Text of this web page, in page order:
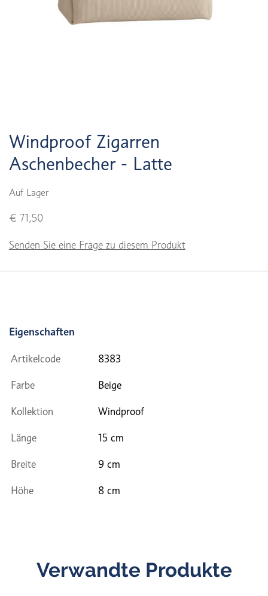
Windproof Zigarren
Aschenbecher - Latte
Auf Lager
€ 71,50
Senden Sie eine Frage zu diesem Produkt
Eigenschaften
Artikelcode 8383
Farbe Beige
Kollektion Windproof
Länge 15 cm
Breite 9 cm
Höhe 8 cm
Verwandte Produkte